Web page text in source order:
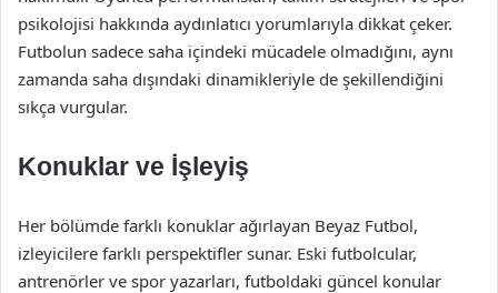
psikolojisi hakkında aydınlatıcı yorumlarıyla dikkat çeker.
Futbolun sadece saha içindeki mücadele olmadığını, aynı
zamanda saha dışındaki dinamikleriyle de şekillendiğini
sıkça vurgular.
Konuklar ve İşleyiş
Her bölümde farklı konuklar ağırlayan Beyaz Futbol,
izleyicilere farklı perspektifler sunar. Eski futbolcular,
antrenörler ve spor yazarları, futboldaki güncel konular